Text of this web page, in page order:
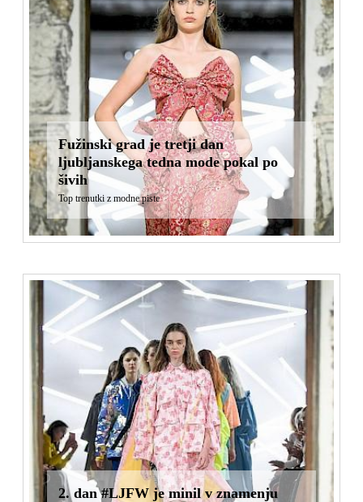
Fužinski grad je tretji dan
ljubljanskega tedna mode pokal po
šivih
Top trenutki z modne piste
2. dan #LJFW je minil v znamenju